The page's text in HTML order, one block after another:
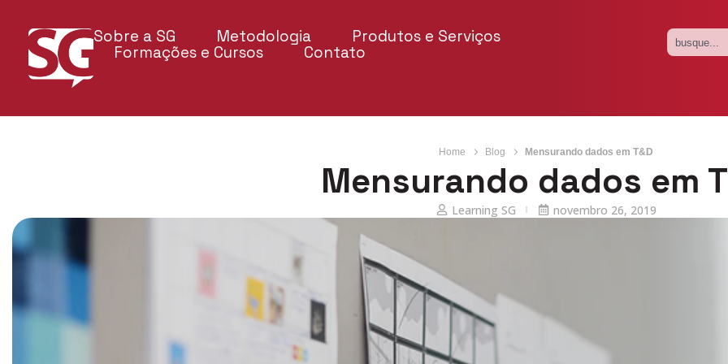
Sobre a SG Metodologia
Produtos e Serviços
Formações e Cursos
Contato
Home Blog Mensurando dados em T&D
Mensurando dados em
Learning SG novembro 26, 2019